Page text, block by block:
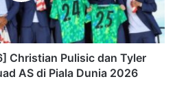
Christian Pulisic dan Tyler
AS di Piala Dunia 2026